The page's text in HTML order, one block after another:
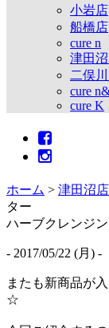
小岩店
船橋店
cure n
津田
二俣
cure
cure K
ホーム > 津田沼
ター
ハーブクレンジ
- 2017/05/22 (月) -
またも新商品が
☆